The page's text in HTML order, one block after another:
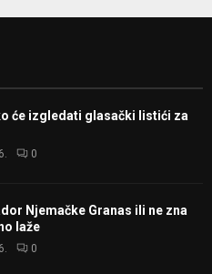
će izgledati glasački listići za
0
Njemačke Granas ili ne zna
laže
0